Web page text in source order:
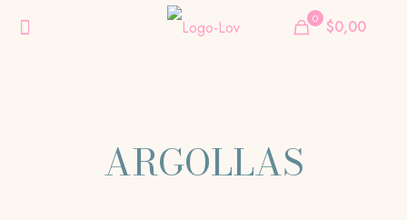
0 $0,00
ARGOLLAS